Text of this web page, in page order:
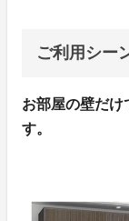
ご利用シー
お部屋の壁だけ
す。